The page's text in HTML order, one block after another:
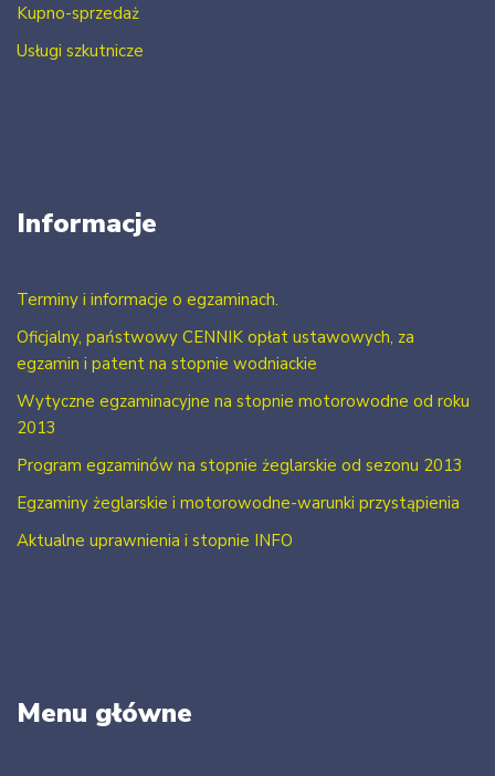
Kupno-sprzedaż
Usługi szkutnicze
Informacje
Terminy i informacje o egzaminach.
Oficjalny, państwowy CENNIK opłat ustawowych, za
egzamin i patent na stopnie wodniackie
Wytyczne egzaminacyjne na stopnie motorowodne od roku
2013
Program egzaminów na stopnie żeglarskie od sezonu 2013
Egzaminy żeglarskie i motorowodne-warunki przystąpienia
Aktualne uprawnienia i stopnie INFO
Menu główne